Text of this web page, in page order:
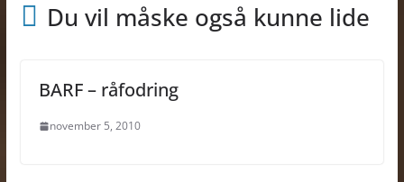
Du vil måske også kunne lide
BARF – råfodring
november 5, 2010